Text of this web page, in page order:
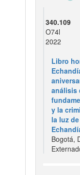
340.109
O74l
2022
Libro
análisis
y la
la luz
Bogotá,